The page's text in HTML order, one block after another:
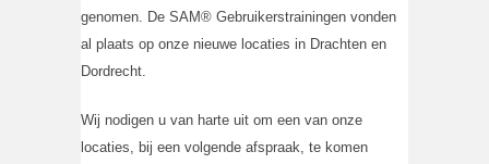
genomen. De SAM® Gebruikerstrainingen vonden
al plaats op onze nieuwe locaties in Drachten en
Dordrecht.
Wij nodigen u van harte uit om een van onze
locaties, bij een volgende afspraak, te komen